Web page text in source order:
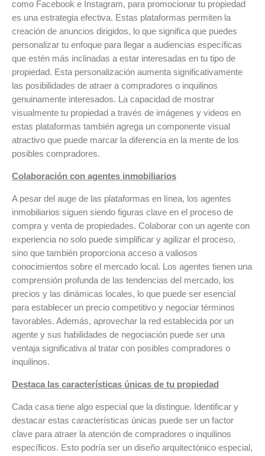
como Facebook e Instagram, para promocionar tu propiedad
es una estrategia efectiva. Estas plataformas permiten la
creación de anuncios dirigidos, lo que significa que puedes
personalizar tu enfoque para llegar a audiencias específicas
que estén más inclinadas a estar interesadas en tu tipo de
propiedad. Esta personalización aumenta significativamente
las posibilidades de atraer a compradores o inquilinos
genuinamente interesados. La capacidad de mostrar
visualmente tu propiedad a través de imágenes y videos en
estas plataformas también agrega un componente visual
atractivo que puede marcar la diferencia en la mente de los
posibles compradores.
Colaboración con agentes inmobiliarios
A pesar del auge de las plataformas en línea, los agentes
inmobiliarios siguen siendo figuras clave en el proceso de
compra y venta de propiedades. Colaborar con un agente con
experiencia no solo puede simplificar y agilizar el proceso,
sino que también proporciona acceso a valiosos
conocimientos sobre el mercado local. Los agentes tienen una
comprensión profunda de las tendencias del mercado, los
precios y las dinámicas locales, lo que puede ser esencial
para establecer un precio competitivo y negociar términos
favorables. Además, aprovechar la red establecida por un
agente y sus habilidades de negociación puede ser una
ventaja significativa al tratar con posibles compradores o
inquilinos.
Destaca las características únicas de tu propiedad
Cada casa tiene algo especial que la distingue. Identificar y
destacar estas características únicas puede ser un factor
clave para atraer la atención de compradores o inquilinos
específicos. Esto podría ser un diseño arquitectónico especial,